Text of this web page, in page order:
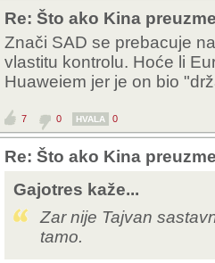
Re: Što ako Kina
Znači SAD se prebacuje
vlastitu kontrolu. Hoće li
Huaweiem jer je on bio
7 0 HVALA 0
Re: Što ako Kina
Gajotres kaže...
Zar nije Tajvan
tamo.